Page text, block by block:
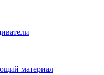
материал